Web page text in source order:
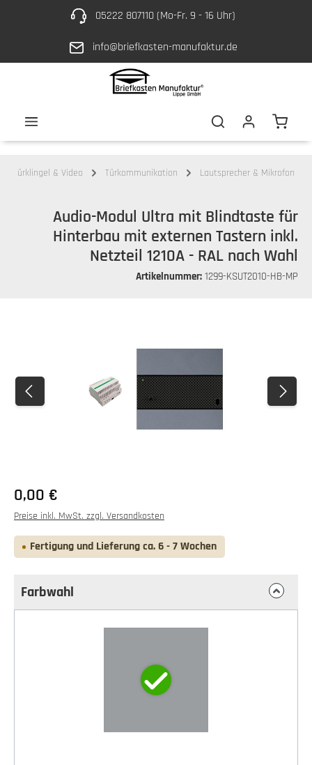
Zum Hauptinhalt springen05222 807110 (Mo-Fr. 9 - 16 Uhr)
info@briefkasten-manufaktur.de
Türklingel & Video Türkommunikation Lautsprecher & Mikrofon
Audio-Modul Ultra mit Blindtaste für
Hinterbau mit externen Tastern inkl.
Netzteil 1210A - RAL nach Wahl
Artikelnummer: 1299-KSUT2010-HB-MP
0,00 €
Preise inkl. MwSt. zzgl. Versandkosten
Fertigung und Lieferung ca. 6 - 7 Wochen
Farbwahl